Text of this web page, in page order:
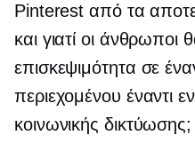
Pinterest από τα
και γιατί οι
επισκεψιμότητα σε
περιεχομένου έναντι
κοινωνικής δικτύωσης;